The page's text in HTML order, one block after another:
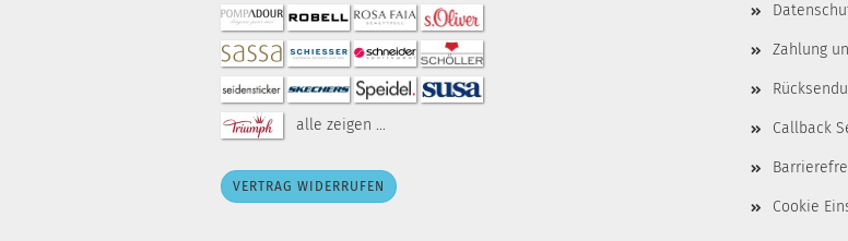
alle zeigen ...
VERTRAG WIDERRUFEN
Zahlung
Callback
Cookie